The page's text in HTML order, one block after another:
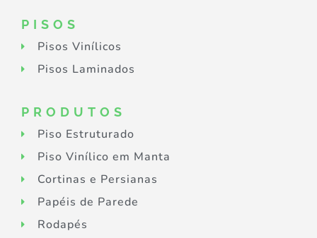
PISOS
Pisos Vinílicos
Pisos Laminados
PRODUTOS
Piso Estruturado
Piso Vinílico em Manta
Cortinas e Persianas
Papéis de Parede
Rodapés